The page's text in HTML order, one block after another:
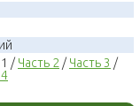
1 / Часть 2 / Часть 3 /